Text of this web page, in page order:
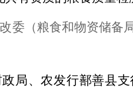
委（粮食和物资储备
局、农发行鄯善县